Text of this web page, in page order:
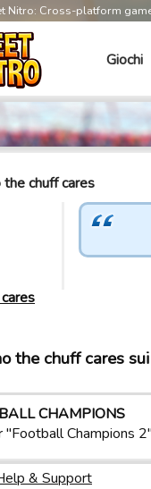
Nitro: Cross-platform
Giochi
chuff cares
the chuff cares
CHAMPIONS
"Football Champions 2"
& Support